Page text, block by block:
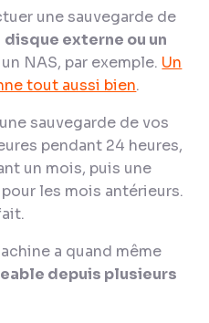
une sauvegarde de
disque externe ou un
NAS, par exemple. Un
tout aussi bien.
sauvegarde de vos
pendant 24 heures,
un mois, puis une
les mois antérieurs.
a quand même
depuis plusieurs